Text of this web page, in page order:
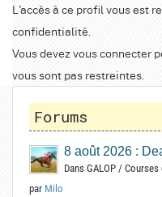
L'accès à ce profil vous est
confidentialité.
Vous devez vous connecter
vous sont pas restreintes.
Forums
8 août 2026 :
Dans GALOP / Courses
par Milo